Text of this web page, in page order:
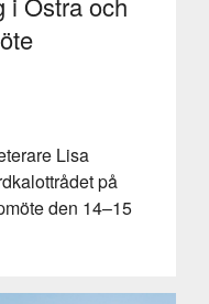
Lisa
på
den 14–15